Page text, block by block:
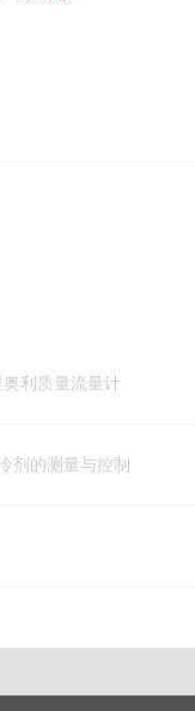
利质量流量计
剂的测量与控制